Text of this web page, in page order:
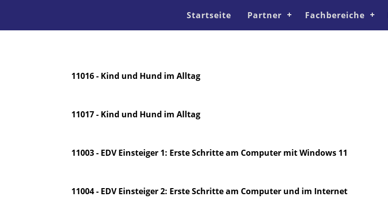
Startseite Partner Fachbereiche
11016 - Kind und Hund im Alltag
11017 - Kind und Hund im Alltag
11003 - EDV Einsteiger 1: Erste Schritte am Computer mit Windows 11
11004 - EDV Einsteiger 2: Erste Schritte am Computer und im Internet